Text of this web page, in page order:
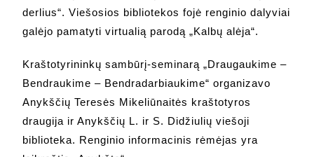
derlius“. Viešosios bibliotekos fojė renginio dalyviai
galėjo pamatyti virtualią parodą „Kalbų alėja“.
Kraštotyrininkų sambūrį-seminarą „Draugaukime –
Bendraukime – Bendradarbiaukime“ organizavo
Anykščių Teresės Mikeliūnaitės kraštotyros
draugija ir Anykščių L. ir S. Didžiulių viešoji
biblioteka. Renginio informacinis rėmėjas yra